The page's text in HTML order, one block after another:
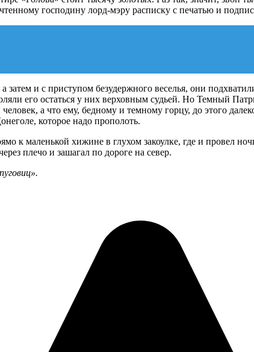
господину лорд-мэру расписку с печатью и
затем и с приступом безудержного веселья, они
его остаться у них верховным судьей. Но Темный
а что ему, бедному и темному горцу, до этого
которое надо прополоть.
к маленькой хижине в глухом закоулке, где и провел
плечо и зашагал по дороге на север.